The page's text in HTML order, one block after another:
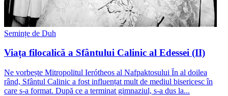
Semințe de Duh
Viața filocalică a Sfântului Calinic al Edessei (II)
Ne vorbește Mitropolitul Ierótheos al Nafpaktosului În al doilea
rând, Sfântul Calinic a fost influențat mult de mediul bisericesc în
care s-a format. După ce a terminat gimnaziul, s-a dus la...